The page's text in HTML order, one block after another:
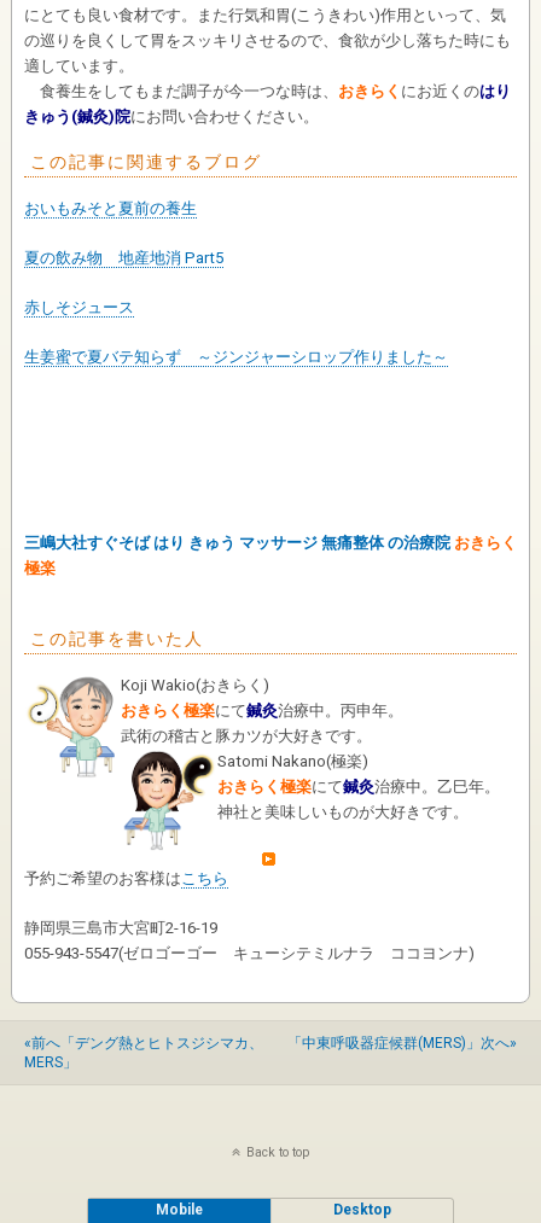
にとても良い食材です。また行気和胃(こうきわい)作用といって、気
の巡りを良くして胃をスッキリさせるので、食欲が少し落ちた時にも
適しています。
食養生をしてもまだ調子が今一つな時は、 おきらく にお近くのはり
きゅう(鍼灸)院にお問い合わせください。
この記事に関連するブログ
おいもみそと夏前の養生
夏の飲み物 地産地消 Part5
赤しそジュース
生姜蜜で夏バテ知らず ～ジンジャーシロップ作りました～
三嶋大社すぐそば はり きゅう マッサージ 無痛整体 の治療院 おきらく
極楽
この記事を書いた人
Koji Wakio(おきらく )
おきらく極楽にて鍼灸治療中。丙申年。
武術の稽古と豚カツが大好きです。
Satomi Nakano(極楽)
おきらく極楽にて鍼灸治療中。乙巳年。
神社と美味しいものが大好きです。
予約ご希望のお客様は こちら
静岡県三島市大宮町2-16-19
055-943-5547(ゼロゴーゴー キューシテミルナラ ココヨンナ)
«前へ「デング熱とヒトスジシマカ、
MERS」
「中東呼吸器症候群(MERS)」次へ»
Back to top
Mobile Desktop